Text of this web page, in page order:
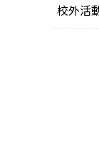
校外活